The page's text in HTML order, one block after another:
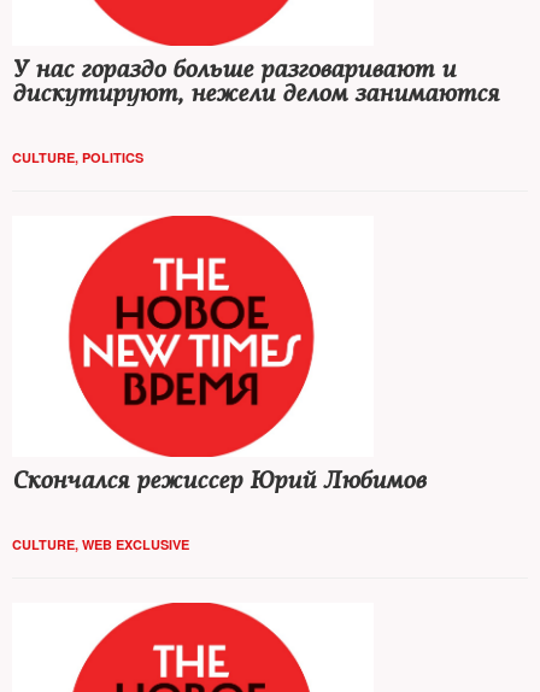
У нас гораздо больше разговаривают и
дискутируют, нежели делом занимаются
CULTURE, POLITICS
Скончался режиссер Юрий Любимов
CULTURE, WEB EXCLUSIVE